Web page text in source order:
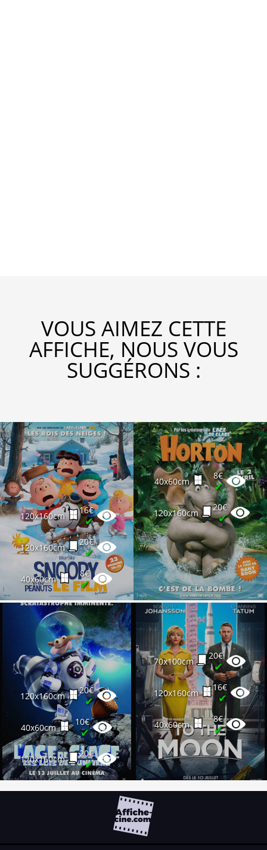
VOUS AIMEZ CETTE
AFFICHE, NOUS VOUS
SUGGÉRONS :
120x160cm
16€
✔
120x160cm
20€
✔
40x60cm
8€
✔
40x60cm
8€
✔
120x160cm
20€
✔
120x160cm
20€
✔
40x60cm
10€
✔
120x160cm
20€
✔
40x60cm
70x100cm
20€
✔
120x160cm
16€
✔
40x60cm
8€
✔